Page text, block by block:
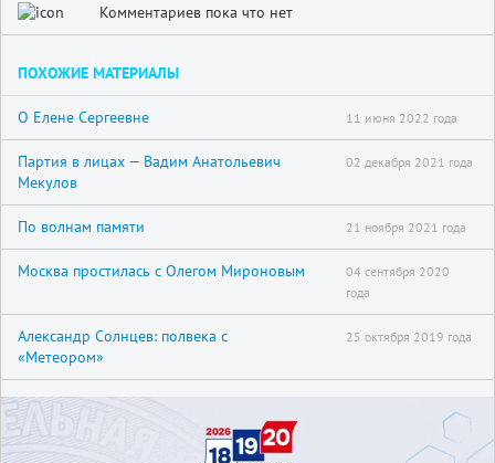
Комментариев пока что нет
ПОХОЖИЕ МАТЕРИАЛЫ
О Елене Сергеевне 11 июня 2022 года
Партия в лицах — Вадим Анатольевич
Мекулов
02 декабря 2021 года
По волнам памяти 21 ноября 2021 года
Москва простилась с Олегом Мироновым
04 сентября 2020
года
Александр Солнцев: полвека с
«Метеором»
25 октября 2019 года